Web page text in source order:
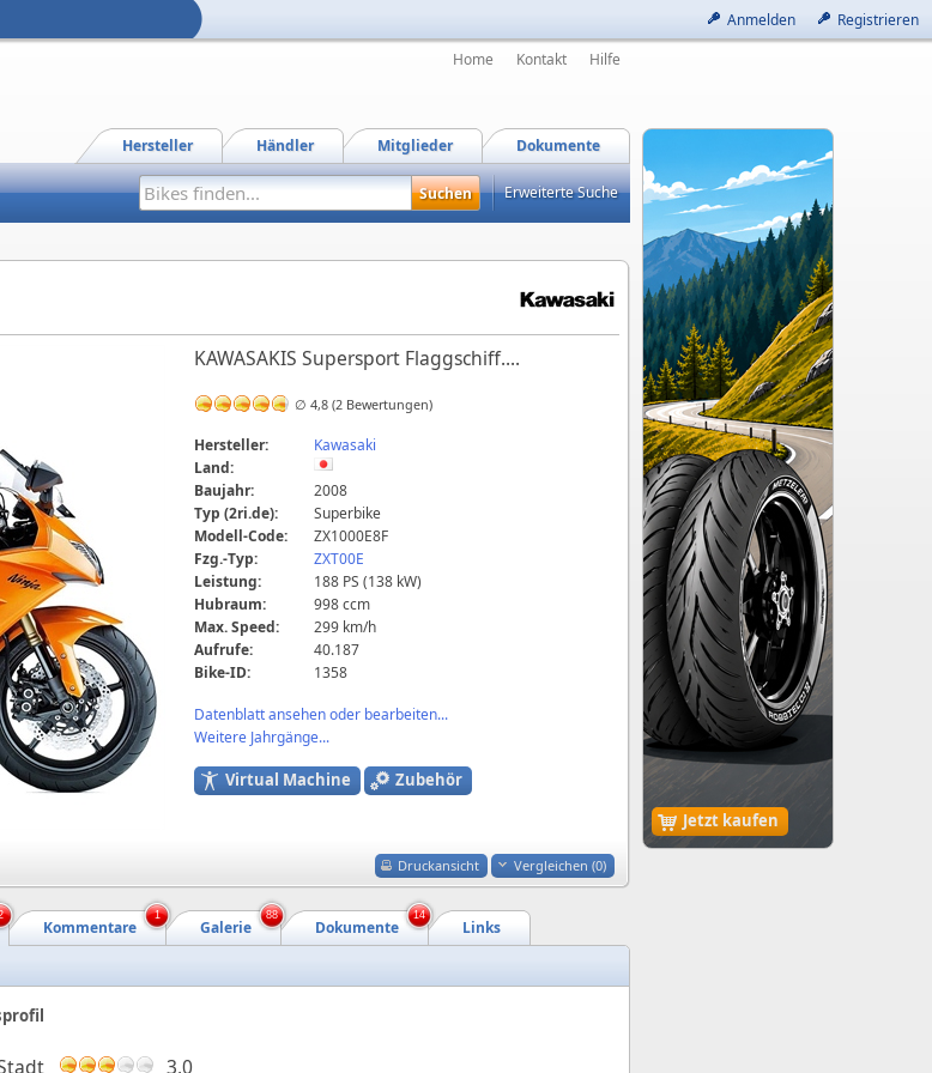
Anmelden Registrieren
Jetzt kaufen
Home Kontakt Hilfe
Dokumente
Mitglieder
Händler
Hersteller
Erweiterte Suche
KAWASAKIS Supersport Flaggschiff....
∅ 4,8 (2 Bewertungen)
Hersteller:
Kawasaki
Land:
Baujahr:
2008
Typ (2ri.de):
Superbike
Modell-Code:
ZX1000E8F
Fzg.-Typ:
ZXT00E
Leistung:
188 PS (138 kW)
Hubraum:
998 ccm
Max. Speed:
299 km/h
Aufrufe:
40.187
Bike-ID:
1358
Datenblatt ansehen oder bearbeiten...
Weitere Jahrgänge...
Virtual Machine Zubehör
Druckansicht Vergleichen (0)
Links
Dokumente
Galerie
Kommentare
1 88 14
3,0